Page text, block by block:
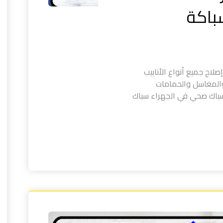
جميع أنواع الأنابيب
والحمامات
سباك صحي في الجهراء سباك